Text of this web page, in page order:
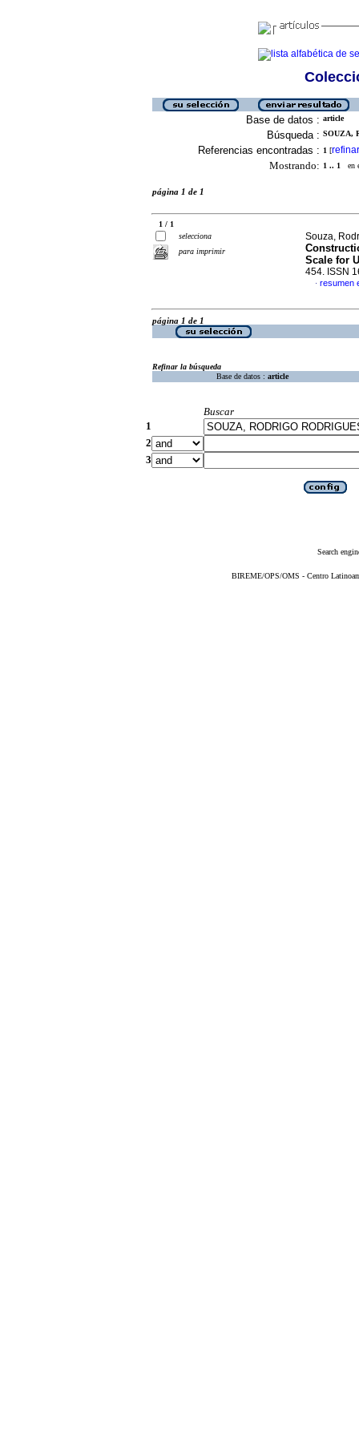
Base de datos : article
Búsqueda : SOUZA,
Referencias encontradas : 1 [refinar
Mostrando: 1 .. 1 en
página 1 de 1
1 / 1
selecciona
para imprimir
Souza,
Scale for
454. ISSN
· resumen
página 1 de 1
Refinar la búsqueda
Base de datos : article
Buscar
1
2
3
Search
BIREME/OPS/OMS - Centro